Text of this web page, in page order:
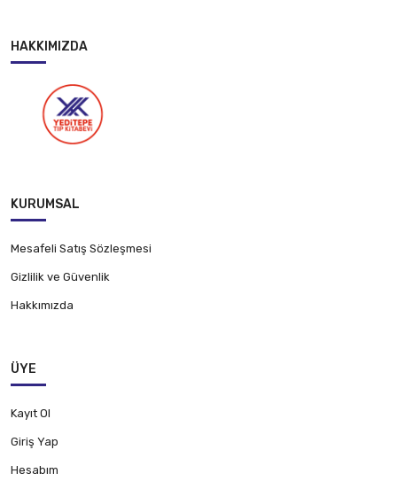
HAKKIMIZDA
KURUMSAL
Mesafeli Satış Sözleşmesi
Gizlilik ve Güvenlik
Hakkımızda
ÜYE
Kayıt Ol
Giriş Yap
Hesabım